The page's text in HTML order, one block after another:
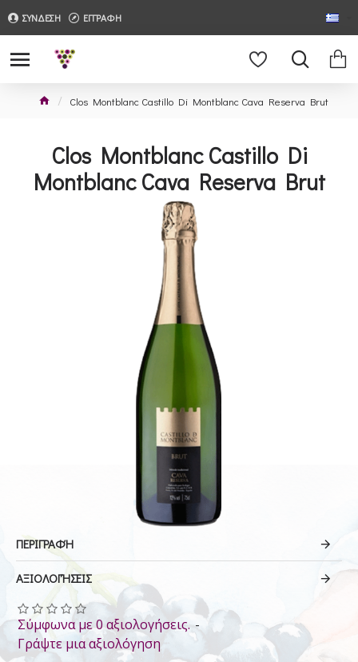
ΣΥΝΔΕΣΗ ΕΓΓΡΑΦΗ
Clos Montblanc Castillo Di Montblanc Cava Reserva Brut
Clos Montblanc Castillo Di
Montblanc Cava Reserva Brut
ΠΕΡΙΓΡΑΦΉ
ΑΞΙΟΛΟΓΉΣΕΙΣ
Σύμφωνα με 0 αξιολογήσεις. -
Γράψτε μια αξιολόγηση